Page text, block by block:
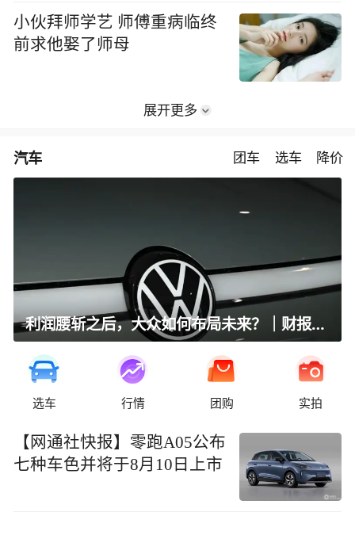
小伙拜师学艺 师傅重病临终
前求他娶了师母
展开更多
汽车 团车 选车 降价
利润腰斩之后，大众如何布局未来？｜财报全视角
选车 行情 团购 实拍
【网通社快报】零跑A05公布
七种车色并将于8月10日上市